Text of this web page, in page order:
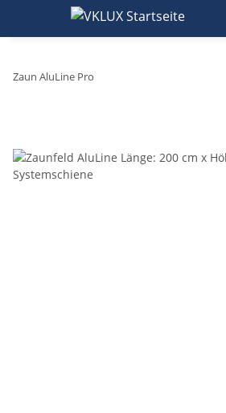
Zaun AluLine Pro